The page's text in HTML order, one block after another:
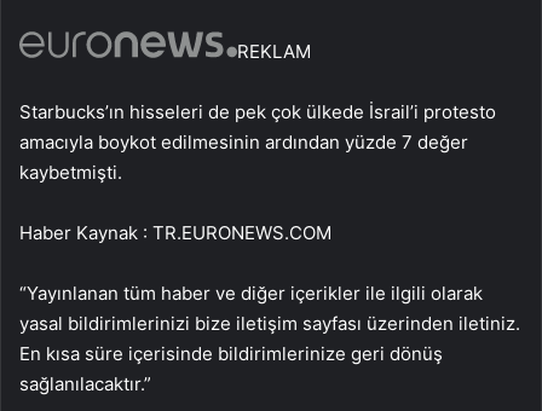
REKLAM
Starbucks’ın hisseleri de pek çok ülkede İsrail’i protesto
amacıyla boykot edilmesinin ardından yüzde 7 değer
kaybetmişti.
Haber Kaynak : TR.EURONEWS.COM
“Yayınlanan tüm haber ve diğer içerikler ile ilgili olarak
yasal bildirimlerinizi bize iletişim sayfası üzerinden iletiniz.
En kısa süre içerisinde bildirimlerinize geri dönüş
sağlanılacaktır.”